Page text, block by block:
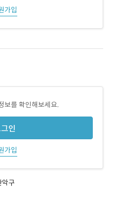
가입
보를 확인해보세요.
인
가입
악구